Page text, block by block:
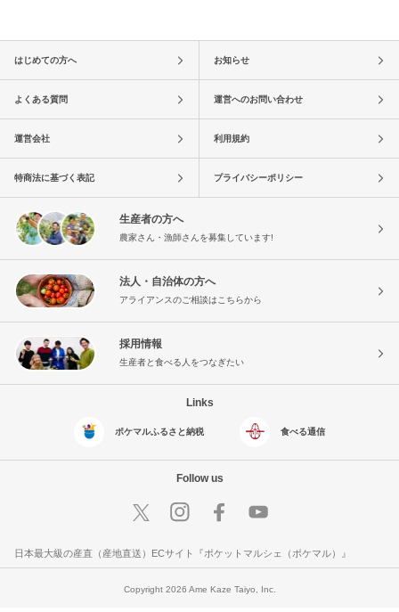
はじめての方へ お知らせ
よくある質問 運営へのお問い合わせ
運営会社 利用規約
特商法に基づく表記 プライバシーポリシー
生産者の方へ
農家さん・漁師さんを募集しています!
法人・自治体の方へ
アライアンスのご相談はこちらから
採用情報
生産者と食べる人をつなぎたい
Links
ポケマルふるさと納税 食べる通信
Follow us
日本最大級の産直（産地直送）ECサイト『ポケットマルシェ（ポケマル）』
Copyright 2026 Ame Kaze Taiyo, Inc.